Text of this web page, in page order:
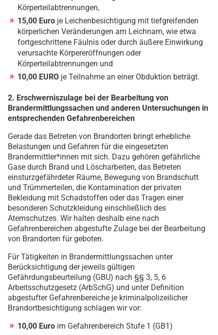
Körperteilabtrennungen,
15,00 Euro je Leichenbesichtigung mit tiefgreifenden
körperlichen Veränderungen am Leichnam, wie etwa
fortgeschrittene Fäulnis oder durch äußere Einwirkung
verursachte Körpereröffnungen oder
Körperteilabtrennungen und
10,00 EURO je Teilnahme an einer Obduktion beträgt.
2. Erschwerniszulage bei der Bearbeitung von
Brandermittlungssachen und anderen Untersuchungen in
entsprechenden Gefahrenbereichen
Gerade das Betreten von Brandorten bringt erhebliche
Belastungen und Gefahren für die eingesetzten
Brandermittler*innen mit sich. Dazu gehören gefährliche
Gase durch Brand und Löscharbeiten, das Betreten
einsturzgefährdeter Räume, Bewegung von Brandschutt
und Trümmerteilen, die Kontamination der privaten
Bekleidung mit Schadstoffen oder das Tragen einer
besonderen Schutzkleidung einschließlich des
Atemschutzes. Wir halten deshalb eine nach
Gefahrenbereichen abgestufte Zulage bei der Bearbeitung
von Brandorten für geboten.
Für Tätigkeiten in Brandermittlungssachen unter
Berücksichtigung der jeweils gültigen
Gefährdungsbeurteilung (GBU) nach §§ 3, 5, 6
Arbeitsschutzgesetz (ArbSchG) und unter Definition
abgestufter Gefahrenbereiche je kriminalpolizeilicher
Brandortbesichtigung schlagen wir vor:
10,00 Euro im Gefahrenbereich Stufe 1 (GB1)